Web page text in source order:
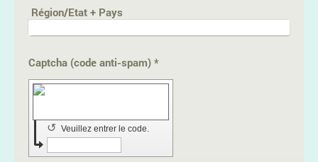
Région/Etat + Pays
Captcha (code anti-spam) *
Veuillez entrer le code.
↺